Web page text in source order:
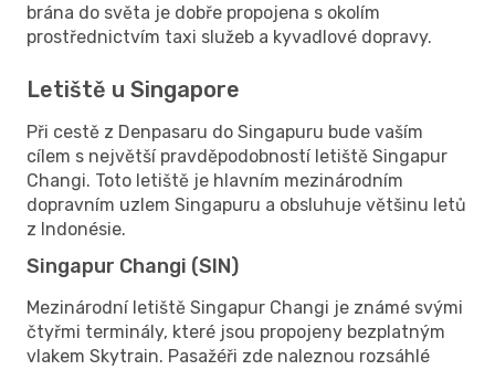
brána do světa je dobře propojena s okolím
prostřednictvím taxi služeb a kyvadlové dopravy.
Letiště u Singapore
Při cestě z Denpasaru do Singapuru bude vaším
cílem s největší pravděpodobností letiště Singapur
Changi. Toto letiště je hlavním mezinárodním
dopravním uzlem Singapuru a obsluhuje většinu letů
z Indonésie.
Singapur Changi (SIN)
Mezinárodní letiště Singapur Changi je známé svými
čtyřmi terminály, které jsou propojeny bezplatným
vlakem Skytrain. Pasažéři zde naleznou rozsáhlé